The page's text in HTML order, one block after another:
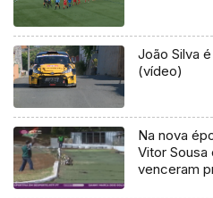
João Silva
(vídeo)
Na nova
Vitor Sousa
venceram